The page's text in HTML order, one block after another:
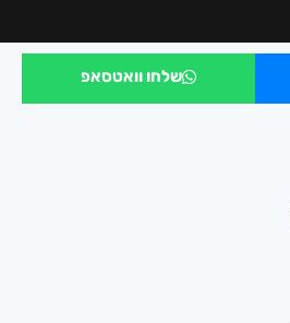
שלחו וואטסאפ